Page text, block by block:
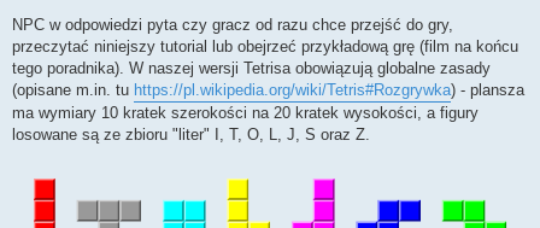
NPC w odpowiedzi pyta czy gracz od razu chce przejść do gry,
przeczytać niniejszy tutorial lub obejrzeć przykładową grę (film na końcu
tego poradnika). W naszej wersji Tetrisa obowiązują globalne zasady
(opisane m.in. tu https://pl.wikipedia.org/wiki/Tetris#Rozgrywka) - plansza
ma wymiary 10 kratek szerokości na 20 kratek wysokości, a figury
losowane są ze zbioru "liter" I, T, O, L, J, S oraz Z.